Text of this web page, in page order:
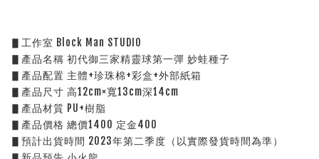
▋工作室 Block Man STUDIO
▋產品名稱 初代御三家精靈球第一彈 妙蛙種子
▋產品配置 主體+珍珠棉+彩盒+外部紙箱
▋產品尺寸 高12cm×寬13cm深14cm
▋產品材質 PU+樹脂
▋產品價格 總價1400 定金400
▋預計出貨時間 2023年第二季度（以實際發貨時間為準）